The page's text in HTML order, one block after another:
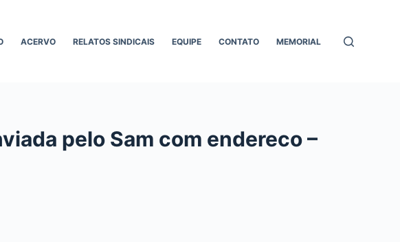
ACERVO RELATOS SINDICAIS EQUIPE CONTATO MEMORIAL
pelo Sam com endereco –